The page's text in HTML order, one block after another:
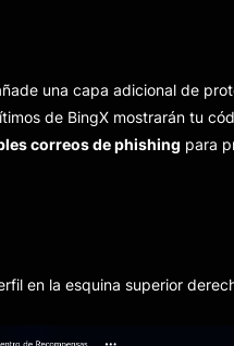
una capa adicional de
de BingX mostrarán tu
correos de phishing para
en la esquina superior